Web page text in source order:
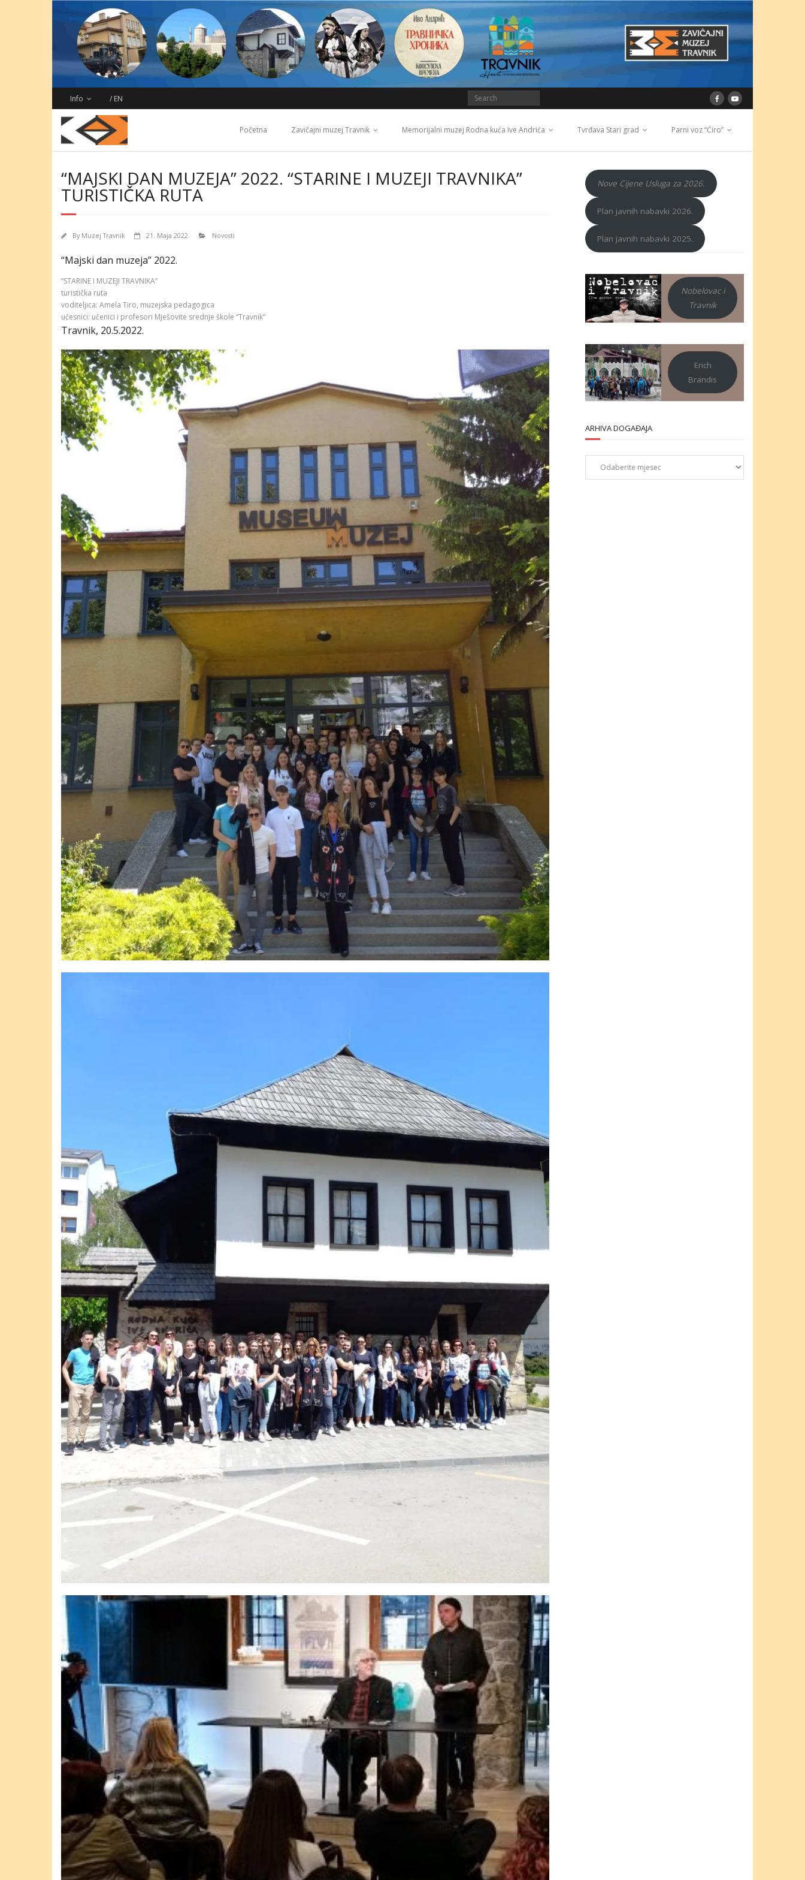
Info / EN
Početna Zavičajni muzej Travnik Memorijalni muzej Rodna kuća Ive Andrića Tvrđava Stari grad Parni voz “Ćiro”
“MAJSKI DAN MUZEJA” 2022. “STARINE I MUZEJI TRAVNIKA”
TURISTIČKA RUTA
By Muzej Travnik 21. Maja 2022. Novosti
“Majski dan muzeja” 2022.
“STARINE I MUZEJI TRAVNIKA”
turistička ruta
voditeljica: Amela Tiro, muzejska pedagogica
učesnici: učenici i profesori Mješovite srednje škole “Travnik”
Travnik, 20.5.2022.
Nove Cijene Usluga za 2026.
Plan javnih nabavki 2026.
Plan javnih nabavki 2025.
Nobelovac i
Travnik
Erich
Brandis
ARHIVA DOGAĐAJA
Arhiva
događaja